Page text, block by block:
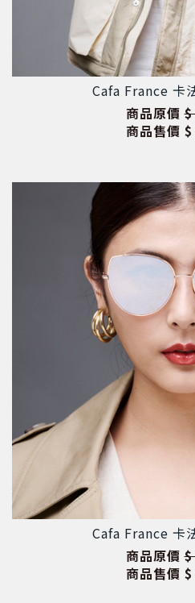
Cafa France 卡
商品原價
商品售價
Cafa France 卡
商品原價
商品售價